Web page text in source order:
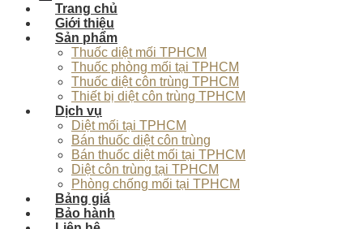
Trang chủ
Giới thiệu
Sản phẩm
Thuốc diệt mối TPHCM
Thuốc phòng mối tại TPHCM
Thuốc diệt côn trùng TPHCM
Thiết bị diệt côn trùng TPHCM
Dịch vụ
Diệt mối tại TPHCM
Bán thuốc diệt côn trùng
Bán thuốc diệt mối tại TPHCM
Diệt côn trùng tại TPHCM
Phòng chống mối tại TPHCM
Bảng giá
Bảo hành